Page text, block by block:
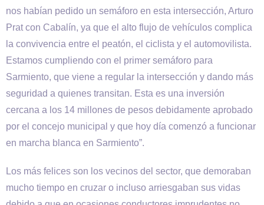
nos habían pedido un semáforo en esta intersección, Arturo
Prat con Cabalín, ya que el alto flujo de vehículos complica
la convivencia entre el peatón, el ciclista y el automovilista.
Estamos cumpliendo con el primer semáforo para
Sarmiento, que viene a regular la intersección y dando más
seguridad a quienes transitan. Esta es una inversión
cercana a los 14 millones de pesos debidamente aprobado
por el concejo municipal y que hoy día comenzó a funcionar
en marcha blanca en Sarmiento”.
Los más felices son los vecinos del sector, que demoraban
mucho tiempo en cruzar o incluso arriesgaban sus vidas